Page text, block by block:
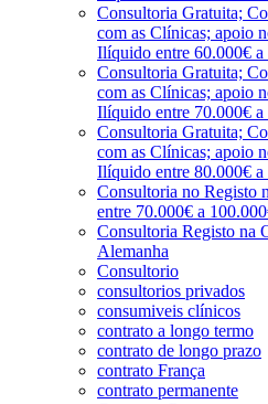
Consultoria Gratuita;
com as Clínicas; apoio
Ilíquido entre 60.000€ a
Consultoria Gratuita;
com as Clínicas; apoio
Ilíquido entre 70.000€ a
Consultoria Gratuita;
com as Clínicas; apoio
Ilíquido entre 80.000€ a
Consultoria no Registo
entre 70.000€ a
Consultoria Registo na
Alemanha
Consultorio
consultorios privados
consumiveis clínicos
contrato a longo termo
contrato de longo prazo
contrato França
contrato permanente